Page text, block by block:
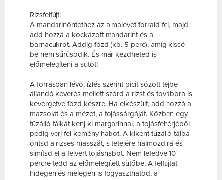
Rizsfelfújt:
A mandarinöntethez az almalevet forrald fel, majd
add hozzá a kockázott mandarint és a
barnacukrot. Addig főzd (kb. 5 perc), amíg kissé
be nem sűrűsödik. És már kezdheted is
előmelegíteni a sütőt!
A forrásban lévő, ízlés szerint picit sózott tejbe
állandó keverés mellett szórd a rizst és továbbra is
kevergetve főzd készre. Ha elkészült, add hozzá a
mazsolát és a mézet, a tojássárgáját. Közben egy
tűzálló tálkát kenj ki margarinnal, a tojásfehérjéből
pedig verj fel kemény habot. A kikent tűzálló tálba
öntsd a rizses masszát, s tetejére halmozd rá és
simítsd el a felvert tojáshabot. Nem lefedve 10
percre tedd az előmelegített sütőbe. A felfújtat
hidegen és melegen is fogyaszthatod, a